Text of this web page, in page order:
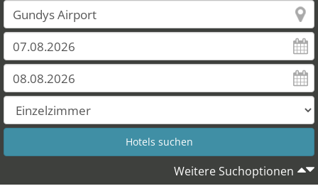
37
Weitere Suchoptionen